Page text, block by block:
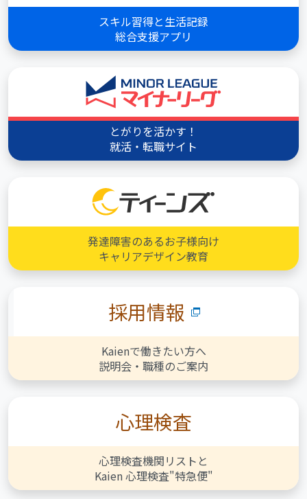
スキル習得と生活記録
総合支援アプリ
とがりを活かす！
就活・転職サイト
発達障害のあるお子様向け
キャリアデザイン教育
採用情報
Kaienで働きたい方へ
説明会・職種のご案内
心理検査
心理検査機関リストと
Kaien 心理検査"特急便"